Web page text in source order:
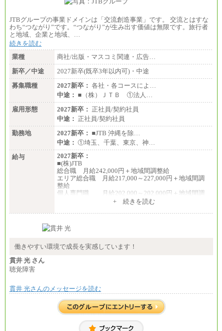
JTBグループの事業ドメインは「交流創造事業」です。 交流とはすな
わち“つながり”です。“つながり”が生み出す価値は無限です。旅行者
と地域、企業と地域、…
続きを読む
業種
商社/出版・マスコミ関連・広告…
新卒／中途
2027新卒(既卒3年以内可)・中途
募集職種
2027新卒： 各社・各コースによ…
中途： ■（株）ＪＴＢ ①法人…
雇用形態
2027新卒： 正社員/契約社員
中途： 正社員/契約社員
勤務地
2027新卒： ■JTB 沖縄を除…
中途： ①埼玉、千葉、東京、神…
給与
2027新卒：
■(株)JTB
総合職 月給242,000円＋地域間調整給
エリア総合職 月給217,000～227,000円＋地域間調
整給
個人専門職 月給202,000～202,000円＋地域間調
総合職 月給208,000～235,000円
※詳細はJTBキャリアサイトよりご確認ください。
総合職 月給220,000～230,000円＋地域間調整給
整給
※詳細はJTBキャリアサイトよりご確認ください。
■(株)JTBコミュニケーションデザイン
+ 続きを読む
働きやすい環境で成長を実感しています！
貫井 光 さん
聴覚障害
貫井 光さんのメッセージを読む